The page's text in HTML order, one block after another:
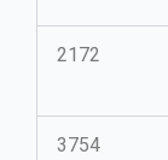
2172
3754